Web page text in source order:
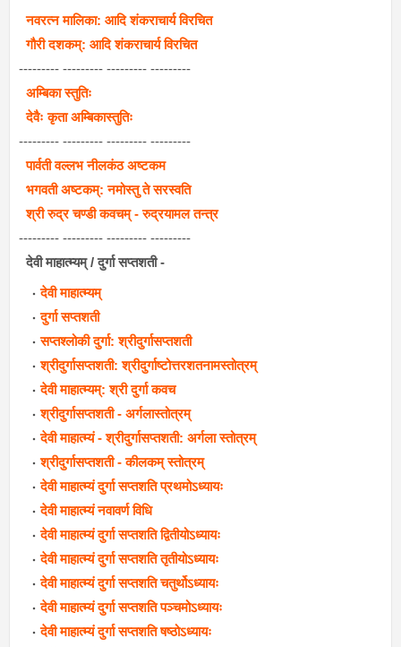
नवरत्न मालिका: आदि शंकराचार्य विरचित
गौरी दशकम्: आदि शंकराचार्य विरचित
--------- --------- --------- ---------
अम्बिका स्तुतिः
देवैः कृता अम्बिकास्तुतिः
--------- --------- --------- ---------
पार्वती वल्लभ नीलकंठ अष्टकम
भगवती अष्टकम्: नमोस्तु ते सरस्वति
श्री रुद्र चण्डी कवचम् - रुद्रयामल तन्त्र
--------- --------- --------- ---------
देवी माहात्म्यम् / दुर्गा सप्तशती -
देवी माहात्म्यम्
दुर्गा सप्तशती
सप्तश्लोकी दुर्गा: श्रीदुर्गासप्तशती
श्रीदुर्गासप्तशती: श्रीदुर्गाष्टोत्तरशतनामस्तोत्रम्
देवी माहात्म्यम्: श्री दुर्गा कवच
श्रीदुर्गासप्तशती - अर्गलास्तोत्रम्
देवी माहात्म्यं - श्रीदुर्गासप्तशती: अर्गला स्तोत्रम्
श्रीदुर्गासप्तशती - कीलकम् स्तोत्रम्
देवी माहात्म्यं दुर्गा सप्तशति प्रथमोऽध्यायः
देवी माहात्म्यं नवावर्ण विधि
देवी माहात्म्यं दुर्गा सप्तशति द्वितीयोऽध्यायः
देवी माहात्म्यं दुर्गा सप्तशति तृतीयोऽध्यायः
देवी माहात्म्यं दुर्गा सप्तशति चतुर्थोऽध्यायः
देवी माहात्म्यं दुर्गा सप्तशति पञ्चमोऽध्यायः
देवी माहात्म्यं दुर्गा सप्तशति षष्ठोऽध्यायः